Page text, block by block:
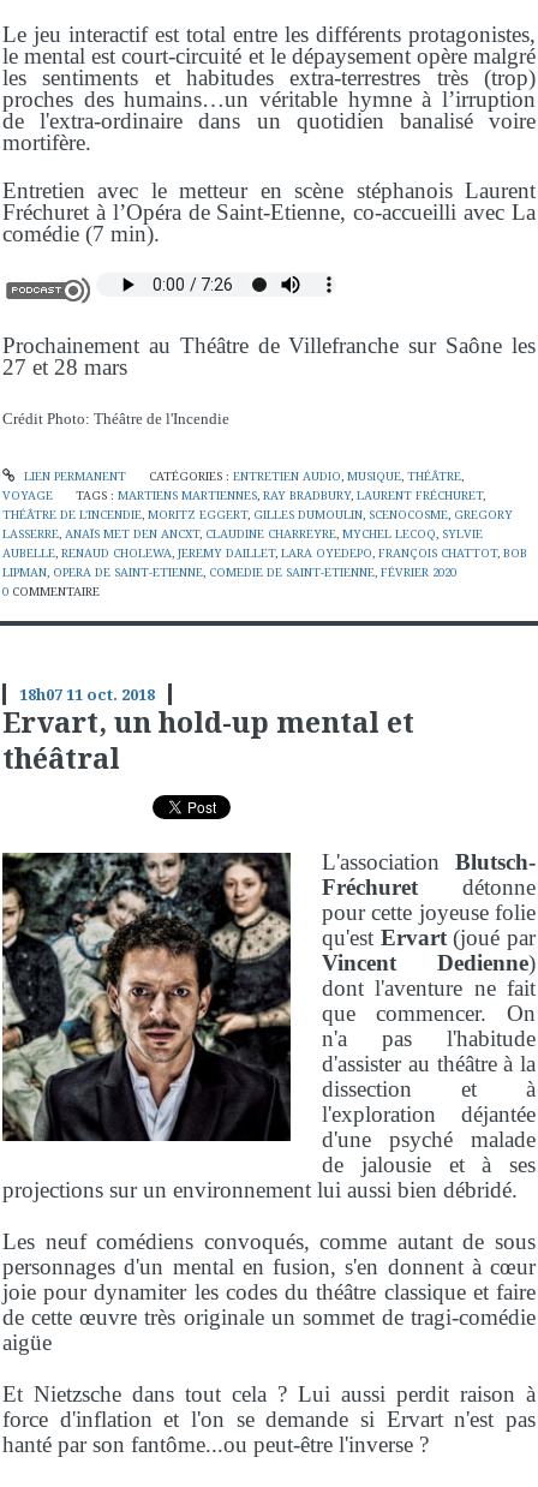
Le jeu interactif est total entre les différents protagonistes,
le mental est court-circuité et le dépaysement opère malgré
les sentiments et habitudes extra-terrestres très (trop)
proches des humains…un véritable hymne à l’irruption
de l'extra-ordinaire dans un quotidien banalisé voire
mortifère.
Entretien avec le metteur en scène stéphanois Laurent
Fréchuret à l’Opéra de Saint-Etienne, co-accueilli avec La
comédie (7 min).
Prochainement au Théâtre de Villefranche sur Saône les
27 et 28 mars
Crédit Photo: Théâtre de l'Incendie
LIEN PERMANENT CATÉGORIES : ENTRETIEN AUDIO, MUSIQUE, THÉÂTRE,
VOYAGE
TAGS :MARTIENS MARTIENNES,RAY BRADBURY,LAURENT FRÉCHURET,
THÉÂTRE DE L'INCENDIE, MORITZ EGGERT, GILLES DUMOULIN, SCENOCOSME, GREGORY
LASSERRE, ANAÏS MET DEN ANCXT, CLAUDINE CHARREYRE, MYCHEL LECOQ, SYLVIE
AUBELLE, RENAUD CHOLEWA, JEREMY DAILLET, LARA OYEDEPO, FRANÇOIS CHATTOT, BOB
LIPMAN, OPERA DE SAINT-ETIENNE, COMEDIE DE SAINT-ETIENNE, FÉVRIER 2020
0 COMMENTAIRE
18h0711 oct. 2018
Ervart, un hold-up mental et
théâtral
L'association Blutsch-
Fréchuret détonne
pour cette joyeuse folie
qu'est Ervart(joué par
Vincent Dedienne)
dont l'aventure ne fait
que commencer. On
n'a pas l'habitude
d'assister au théâtre à la
dissection et à
l'exploration déjantée
d'une psyché malade
de jalousie et à ses
projections sur un environnement lui aussi bien débridé.
Les neuf comédiens convoqués, comme autant de sous
personnages d'un mental en fusion, s'en donnent à cœur
joie pour dynamiter les codes du théâtre classique et faire
de cette œuvre très originale un sommet de tragi-comédie
aigüe
Et Nietzsche dans tout cela ? Lui aussi perdit raison à
force d'inflation et l'on se demande si Ervart n'est pas
hanté par son fantôme...ou peut-être l'inverse ?